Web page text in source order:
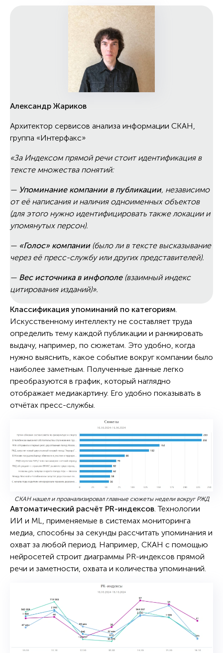
Александр Жариков
Архитектор сервисов анализа информации СКАН,
группа «Интерфакс»
«За Индексом прямой речи стоит идентификация в
тексте множества понятий:
— Упоминание компании в публикации, независимо
от её написания и наличия одноименных объектов
(для этого нужно идентифицировать также локации и
упомянутых персон).
— «Голос» компании(было ли в тексте высказывание
через её пресс-службу или других представителей).
— Вес источника в инфополе(взаимный индекс
цитирования изданий)».
Классификация упоминаний по категориям.
Искусственному интеллекту не составляет труда
определить тему каждой публикации и ранжировать
выдачу, например, по сюжетам. Это удобно, когда
нужно выяснить, какое событие вокруг компании было
наиболее заметным. Полученные данные легко
преобразуются в график, который наглядно
отображает медиакартину. Его удобно показывать в
отчётах пресс-службы.
СКАН нашел и проанализировал главные сюжеты недели вокруг РЖД
Автоматический расчёт PR-индексов. Технологии
ИИ и ML, применяемые в системах мониторинга
медиа, способны за секунды рассчитать упоминания и
охват за любой период. Например, СКАН с помощью
нейросетей строит диаграммы PR-индексов прямой
речи и заметности, охвата и количества упоминаний.